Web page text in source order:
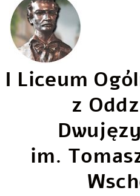
I Liceum
z
im.